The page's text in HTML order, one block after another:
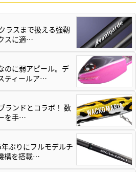
ラスまで扱える強靭
スに適…
のに弱アピール。デ
ティールア…
ランドとコラボ！ 数
を手…
ぶりにフルモデルチ
構を搭載…